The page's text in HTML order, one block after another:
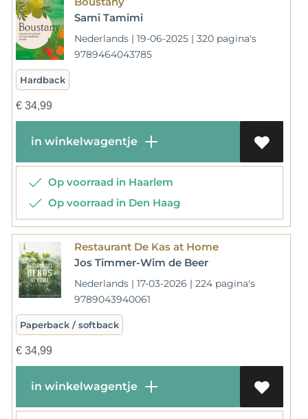
Sami Tamimi
Nederlands | 19-06-2025 | 320 pagina's
9789464043785
Hardback
€34,99
in winkelwagentje
Op voorraad in Haarlem
Op voorraad in Den Haag
Restaurant De Kas at Home
Jos Timmer-Wim de Beer
Nederlands | 17-03-2026 | 224 pagina's
9789043940061
Paperback / softback
€34,99
in winkelwagentje